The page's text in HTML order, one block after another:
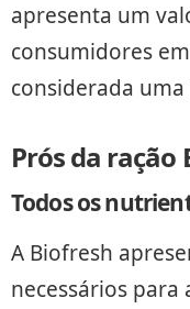
apresenta um
consumidores
considerada uma
Prós da ração
Todos os
A Biofresh
necessários para